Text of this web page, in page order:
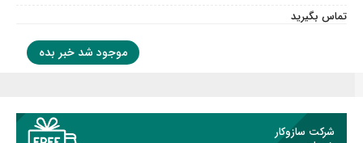
تماس بگیرید
موجود شد خبر بده
شرکت سازوکار